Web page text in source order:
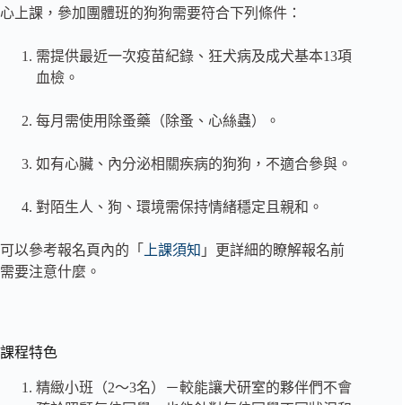
心上課，參加團體班的狗狗需要符合下列條件：
需提供最近一次疫苗紀錄、狂犬病及成犬基本13項
血檢。
每月需使用除蚤藥（除蚤、心絲蟲）。
如有心臟、內分泌相關疾病的狗狗，不適合參與。
對陌生人、狗、環境需保持情緒穩定且親和。
可以參考報名頁內的「 上課須知 」更詳細的瞭解報名前
需要注意什麼。
課程特色
精緻小班（2～3名）－較能讓犬研室的夥伴們不會